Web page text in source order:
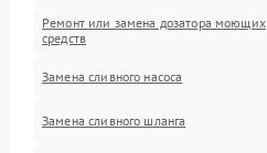
Ремонт или замена дозатора моющих
средств
Замена сливного насоса
Замена сливного шланга